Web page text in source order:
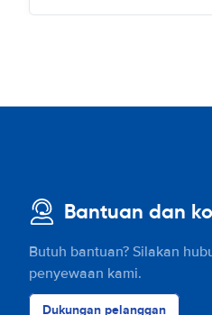
Bantuan dan
Butuh bantuan? Silakan
penyewaan kami.
Dukungan pelanggan